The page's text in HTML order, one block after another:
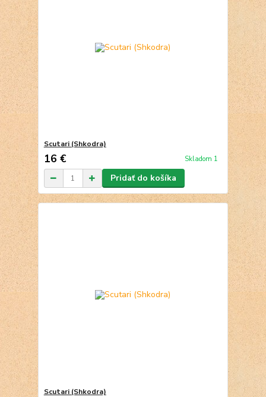
Scutari (Shkodra)
16 € Skladom 1
Pridať do košíka
Scutari (Shkodra)